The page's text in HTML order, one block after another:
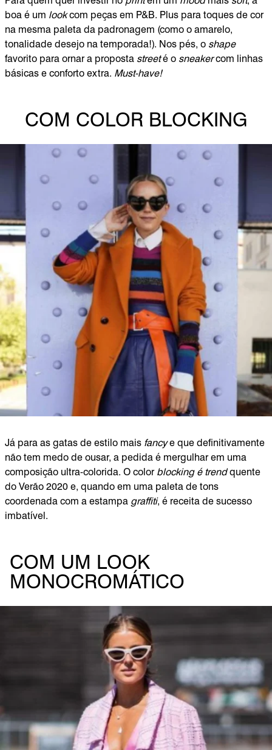
boa é um lookcom peças em P&B. Plus para toques de cor
na mesma paleta da padronagem (como o amarelo,
tonalidade desejo na temporada!). Nos pés, o shape
favorito para ornar a proposta streeté o sneakercom linhas
básicas e conforto extra. Must-have!
COM COLOR BLOCKING
Já para as gatas de estilo mais fancye que definitivamente
não tem medo de ousar, a pedida é mergulhar em uma
composição ultra-colorida. O color blocking é trendquente
do Verão 2020 e, quando em uma paleta de tons
coordenada com a estampa graffiti, é receita de sucesso
imbatível.
COM UM LOOK
MONOCROMÁTICO